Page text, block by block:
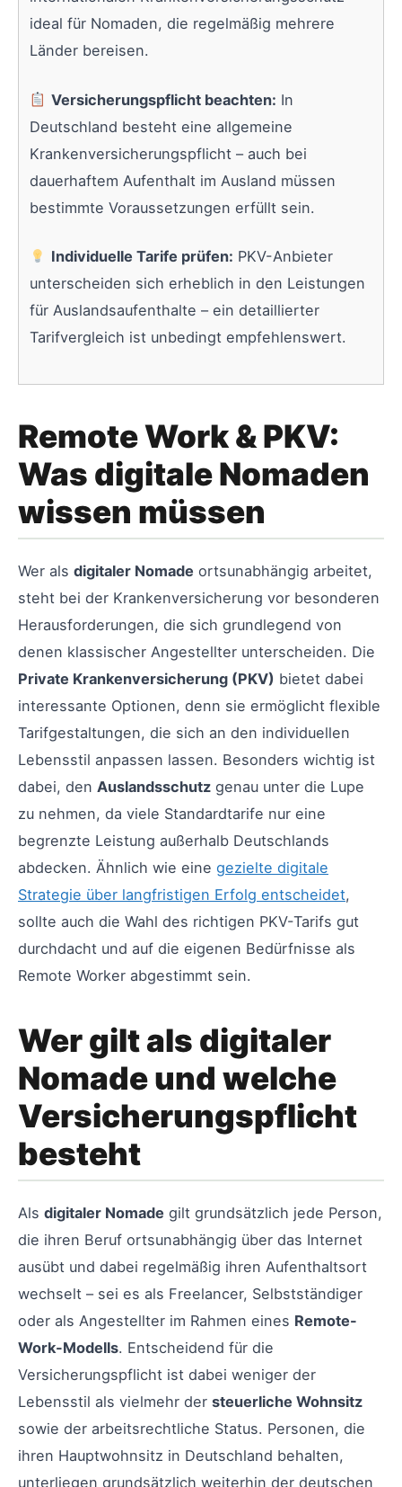
ideal für Nomaden, die regelmäßig mehrere
Länder bereisen.
Versicherungspflicht beachten: In
Deutschland besteht eine allgemeine
Krankenversicherungspflicht – auch bei
dauerhaftem Aufenthalt im Ausland müssen
bestimmte Voraussetzungen erfüllt sein.
Individuelle Tarife prüfen: PKV-Anbieter
unterscheiden sich erheblich in den Leistungen
für Auslandsaufenthalte – ein detaillierter
Tarifvergleich ist unbedingt empfehlenswert.
Remote Work & PKV:
Was digitale Nomaden
wissen müssen
Wer als digitaler Nomade ortsunabhängig arbeitet,
steht bei der Krankenversicherung vor besonderen
Herausforderungen, die sich grundlegend von
denen klassischer Angestellter unterscheiden. Die
Private Krankenversicherung (PKV) bietet dabei
interessante Optionen, denn sie ermöglicht flexible
Tarifgestaltungen, die sich an den individuellen
Lebensstil anpassen lassen. Besonders wichtig ist
dabei, den Auslandsschutz genau unter die Lupe
zu nehmen, da viele Standardtarife nur eine
begrenzte Leistung außerhalb Deutschlands
abdecken. Ähnlich wie eine gezielte digitale
Strategie über langfristigen Erfolg entscheidet,
sollte auch die Wahl des richtigen PKV-Tarifs gut
durchdacht und auf die eigenen Bedürfnisse als
Remote Worker abgestimmt sein.
Wer gilt als digitaler
Nomade und welche
Versicherungspflicht
besteht
Als digitaler Nomade gilt grundsätzlich jede Person,
die ihren Beruf ortsunabhängig über das Internet
ausübt und dabei regelmäßig ihren Aufenthaltsort
wechselt – sei es als Freelancer, Selbstständiger
oder als Angestellter im Rahmen eines Remote-
Work-Modells. Entscheidend für die
Versicherungspflicht ist dabei weniger der
Lebensstil als vielmehr der steuerliche Wohnsitz
sowie der arbeitsrechtliche Status. Personen, die
ihren Hauptwohnsitz in Deutschland behalten,
unterliegen grundsätzlich weiterhin der deutschen